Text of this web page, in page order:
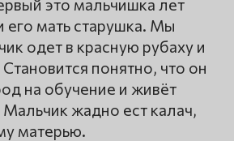
его мать старушка. Мы
одет в красную рубаху и
понятно, что он
на обучение и живёт
жадно ест калач,
матерью.